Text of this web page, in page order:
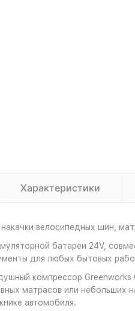
Характеристики
велосипедных шин,
батареи 24V,
для любых бытовых
компрессор
матрасов или
автомобиля.